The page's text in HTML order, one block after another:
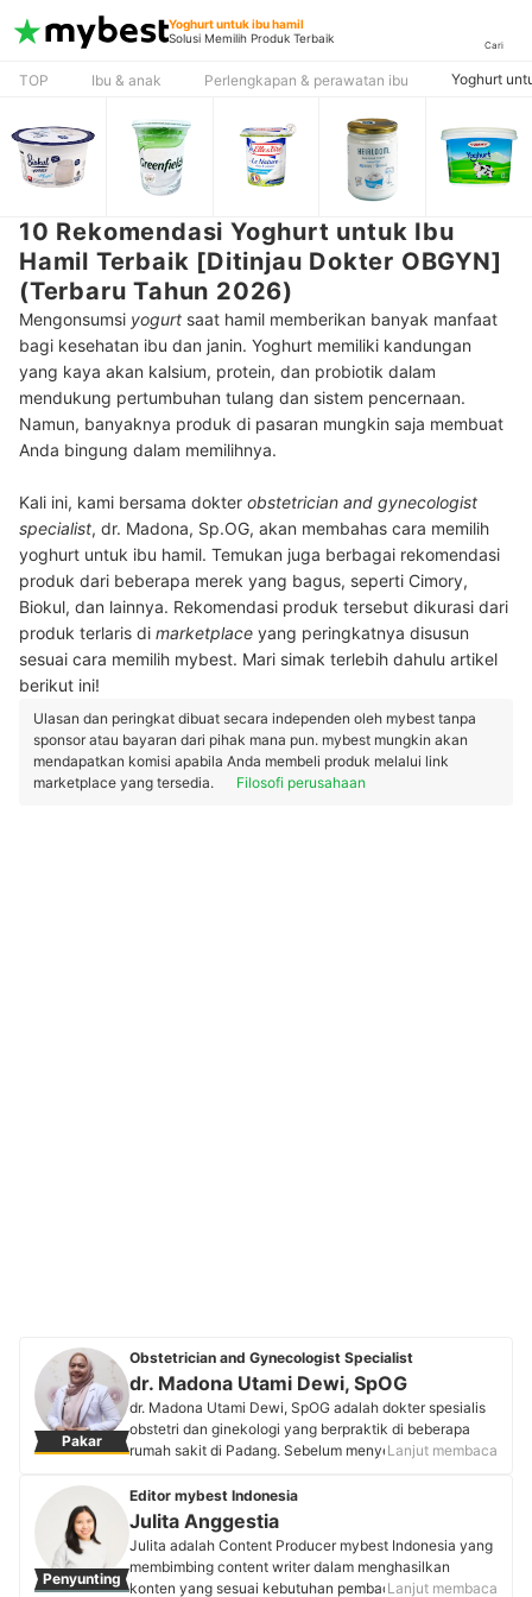
Yoghurt untuk ibu hamil
Solusi Memilih Produk Terbaik
Cari
TOP Ibu & anak Perlengkapan & perawatan ibu Yoghurt
10 Rekomendasi Yoghurt untuk Ibu
Hamil Terbaik [Ditinjau Dokter OBGYN]
(Terbaru Tahun 2026)
Mengonsumsi yogurt saat hamil memberikan banyak manfaat
bagi kesehatan ibu dan janin. Yoghurt memiliki kandungan
yang kaya akan kalsium, protein, dan probiotik dalam
mendukung pertumbuhan tulang dan sistem pencernaan.
Namun, banyaknya produk di pasaran mungkin saja membuat
Anda bingung dalam memilihnya.
Kali ini, kami bersama dokter obstetrician and gynecologist
specialist, dr. Madona, Sp.OG, akan membahas cara memilih
yoghurt untuk ibu hamil. Temukan juga berbagai rekomendasi
produk dari beberapa merek yang bagus, seperti Cimory,
Biokul, dan lainnya. Rekomendasi produk tersebut dikurasi dari
produk terlaris di marketplace yang peringkatnya disusun
sesuai cara memilih mybest. Mari simak terlebih dahulu artikel
berikut ini!
Ulasan dan peringkat dibuat secara independen oleh mybest tanpa
sponsor atau bayaran dari pihak mana pun. mybest mungkin akan
mendapatkan komisi apabila Anda membeli produk melalui link
marketplace yang tersedia.
Filosofi perusahaan
Pakar
Obstetrician and Gynecologist Specialist
dr. Madona Utami Dewi, SpOG
dr. Madona Utami Dewi, SpOG adalah dokter spesialis
obstetri dan ginekologi yang berpraktik di beberapa
rumah sakit di Padang. Sebelum menyelesaikan
penghargaan sebagai mahasiswa berprestasi
Universitas Andalas pada 2009 dan menyelesaikan
pendidikan dokter umum pada 2013. Kini, dokter
Madona berdedikasi memberikan pelayanan kesehatan
reproduksi terbaik bagi masyarakat Padang melalui
Lanjut membaca
Penyunting
Editor mybest Indonesia
Julita Anggestia
Julita adalah Content Producer mybest Indonesia yang
membimbing content writer dalam menghasilkan
konten yang sesuai kebutuhan pembaca. Lulusan
Lanjut membaca